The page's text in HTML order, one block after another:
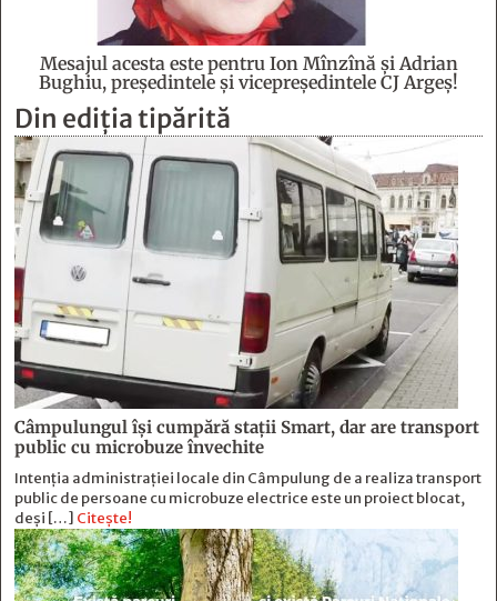
Mesajul acesta este pentru Ion Mînzînă şi Adrian
Bughiu, preşedintele şi vicepreşedintele CJ Argeş!
Din ediția tipărită
Câmpulungul îşi cumpără staţii Smart, dar are transport
public cu microbuze învechite
Intenția administrației locale din Câmpulung de a realiza transport
public de persoane cu microbuze electrice este un proiect blocat,
deși […] Citește!